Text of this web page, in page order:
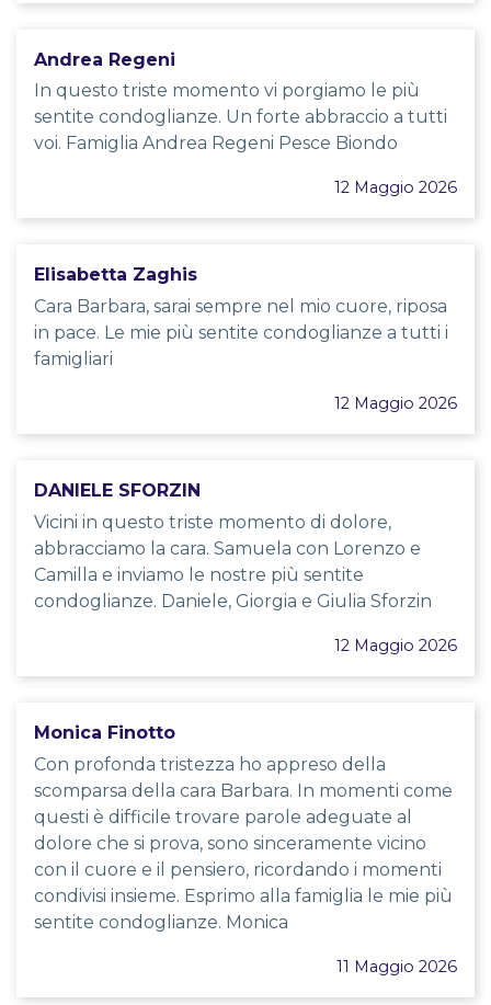
Andrea Regeni
In questo triste momento vi porgiamo le più
sentite condoglianze. Un forte abbraccio a tutti
voi. Famiglia Andrea Regeni Pesce Biondo
12 Maggio 2026
Elisabetta Zaghis
Cara Barbara, sarai sempre nel mio cuore, riposa
in pace. Le mie più sentite condoglianze a tutti i
famigliari
12 Maggio 2026
DANIELE SFORZIN
Vicini in questo triste momento di dolore,
abbracciamo la cara. Samuela con Lorenzo e
Camilla e inviamo le nostre più sentite
condoglianze. Daniele, Giorgia e Giulia Sforzin
12 Maggio 2026
Monica Finotto
Con profonda tristezza ho appreso della
scomparsa della cara Barbara. In momenti come
questi è difficile trovare parole adeguate al
dolore che si prova, sono sinceramente vicino
con il cuore e il pensiero, ricordando i momenti
condivisi insieme. Esprimo alla famiglia le mie più
sentite condoglianze. Monica
11 Maggio 2026